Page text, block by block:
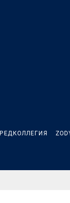
РЕДКОЛЛЕГИЯ